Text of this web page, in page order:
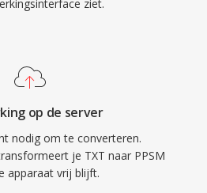
ziet.
op de server
nodig om te converteren.
je TXT naar PPSM
apparaat vrij blijft.